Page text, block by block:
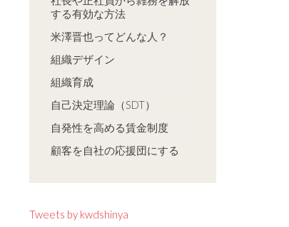
する有効な方法
米澤晋也ってどんな人？
組織デザイン
組織育成
自己決定理論（SDT）
自発性を高める賃金制度
顧客を自社の応援団にする
Tweets by kwdshinya